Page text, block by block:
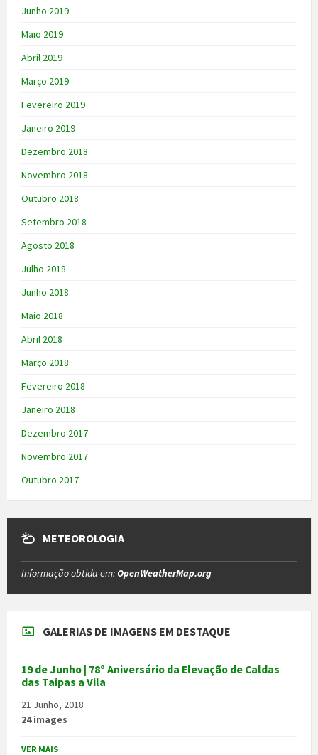
Junho 2019
Maio 2019
Abril 2019
Março 2019
Fevereiro 2019
Janeiro 2019
Dezembro 2018
Novembro 2018
Outubro 2018
Setembro 2018
Agosto 2018
Julho 2018
Junho 2018
Maio 2018
Abril 2018
Março 2018
Fevereiro 2018
Janeiro 2018
Dezembro 2017
Novembro 2017
Outubro 2017
METEOROLOGIA
Informação obtida em:OpenWeatherMap.org
GALERIAS DE IMAGENS EM DESTAQUE
19 de Junho | 78º Aniversário da Elevação de Caldas
das Taipas a Vila
21 Junho, 2018
24 images
VER MAIS